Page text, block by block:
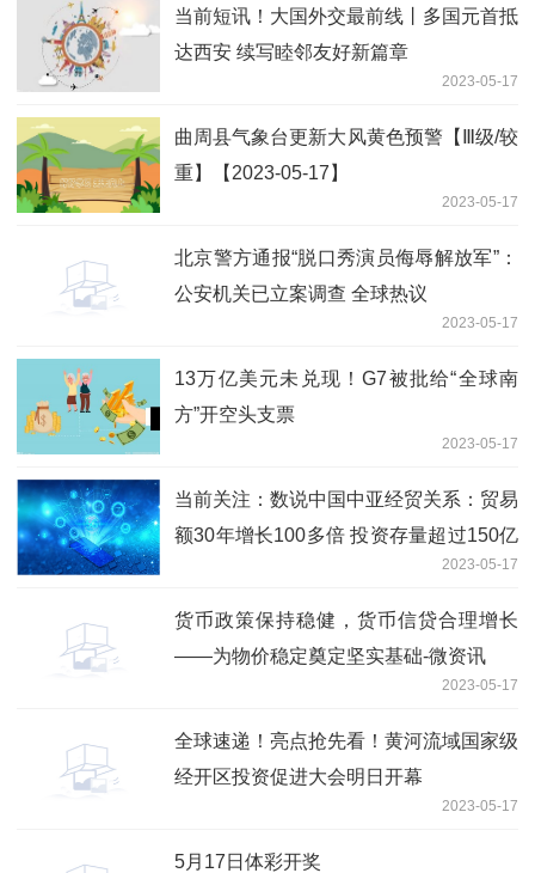
当前短讯！大国外交最前线丨多国元首抵
达西安 续写睦邻友好新篇章
2023-05-17
曲周县气象台更新大风黄色预警【Ⅲ级/较
重】【2023-05-17】
2023-05-17
北京警方通报“脱口秀演员侮辱解放军”：
公安机关已立案调查 全球热议
2023-05-17
13万亿美元未兑现！G7被批给“全球南
方”开空头支票
2023-05-17
当前关注：数说中国中亚经贸关系：贸易
额30年增长100多倍 投资存量超过150亿
2023-05-17
货币政策保持稳健，货币信贷合理增长
——为物价稳定奠定坚实基础-微资讯
2023-05-17
全球速递！亮点抢先看！黄河流域国家级
经开区投资促进大会明日开幕
2023-05-17
5月17日体彩开奖